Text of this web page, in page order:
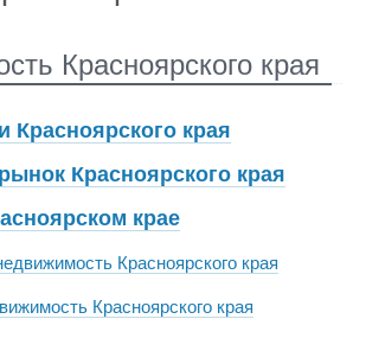
Красноярского края
Красноярского края
Красноярского края
крае
Красноярского края
Красноярского края